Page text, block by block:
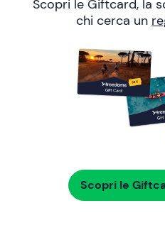
Scopri le Giftcard, la
chi cerca un
Scopri le